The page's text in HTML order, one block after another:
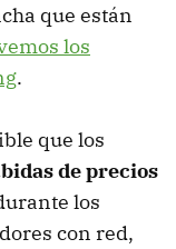
que están
los
.
que los
de precios
los
con red,